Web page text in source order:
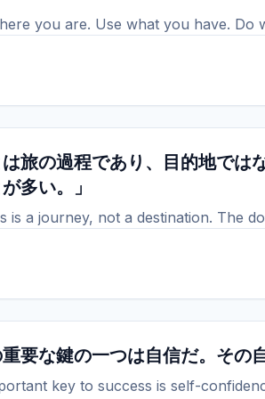
you are. Use what you have. Do
は旅の過程であり、目的地で
多い。」
is a journey, not a destination. The
重要な鍵の一つは自信だ。そ
key to success is self-